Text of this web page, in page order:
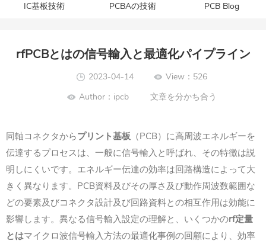
IC基板技術 PCBAの技術 PCB Blog
rfPCBとはの信号輸入と最適化パイプライン
2023-04-14
View：526
Author：ipcb 文章を分かち合う
同軸コネクタからプリント基板 （PCB）に高周波エネルギーを
伝達するプロセスは、一般に信号輸入と呼ばれ、その特徴は説
明しにくいです。エネルギー伝達の効率は回路構造によって大
きく異なります。 PCB資料及びその厚さ及び動作周波数範囲な
どの要素及びコネクタ設計及び回路資料との相互作用は効能に
影響します。異なる信号輸入設定の理解と、いくつかのrf定量
とはマイクロ波信号輸入方法の最適化事例の回顧により、効率